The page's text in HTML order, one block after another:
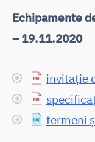
Echipamente
– 19.11.2020
invitație
termeni